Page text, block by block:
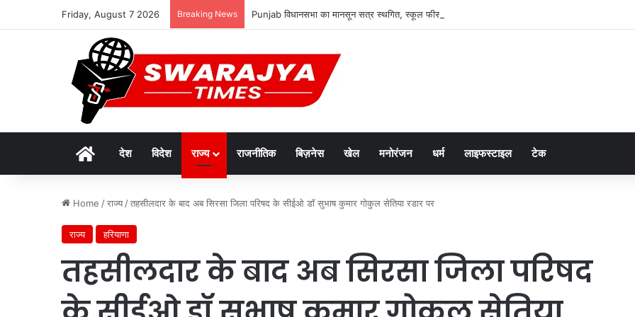
Friday, August 7 2026 Breaking News Punjab विधानसभा का मानसून सत्र स्थगित, स्कूल फीस रेगुलेटरी बिल पर सोमवार को होगी अहम बहस
Homeदेश विदेश राज्य राजनीतिक बिज़नेस खेल मनोरंजन धर्म लाइफस्टाइल टेक
Home /राज्य /तहसीलदार के बाद अब सिरसा जिला परिषद के सीईओ डॉ सुभाष कुमार गोकुल सेतिया रडार पर
राज्य हरियाणा
तहसीलदार के बाद अब सिरसा जिला परिषद